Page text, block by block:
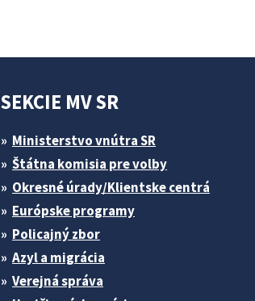
SEKCIE MV SR
Ministerstvo vnútra SR
Štátna komisia pre volby
Okresné úrady/Klientske centrá
Európske programy
Policajný zbor
Azyl a migrácia
Verejná správa